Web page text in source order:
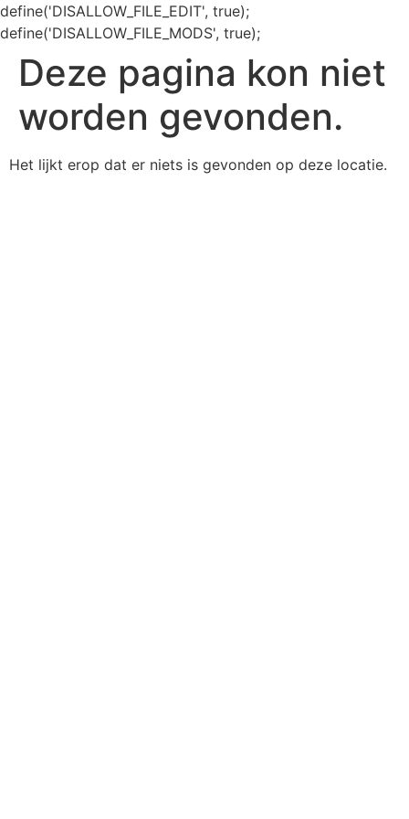
define('DISALLOW_FILE_EDIT', true);
define('DISALLOW_FILE_MODS', true);
Deze pagina kon niet
worden gevonden.
Het lijkt erop dat er niets is gevonden op deze locatie.